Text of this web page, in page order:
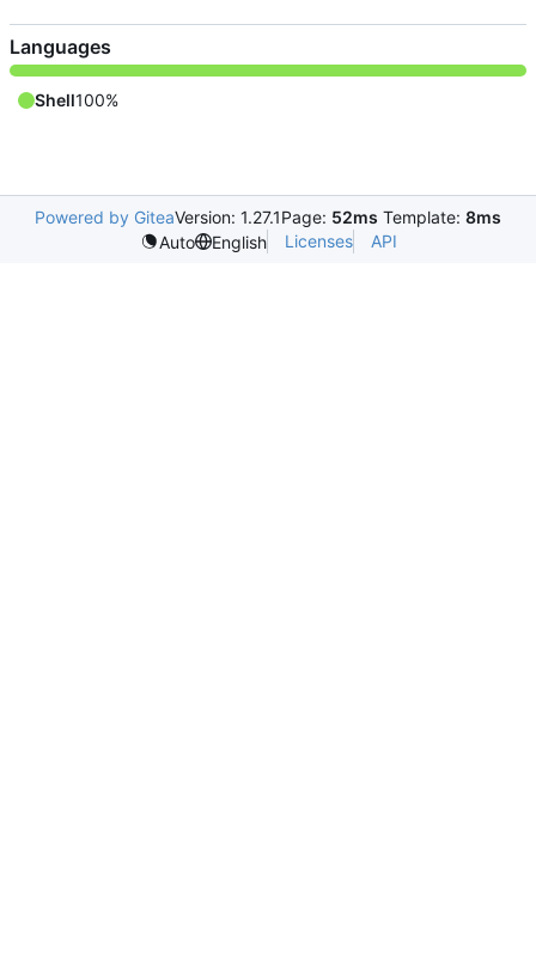
Languages
Shell100%
Powered by GiteaVersion: 1.27.1Page: 52ms Template: 8ms
Auto
English Licenses API